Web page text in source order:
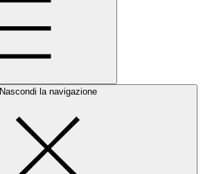
Nascondi la navigazione